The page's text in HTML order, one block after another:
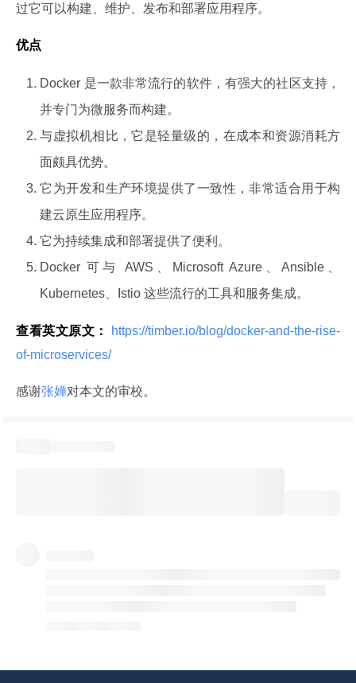
过它可以构建、维护、发布和部署应用程序。
优点
Docker 是一款非常流行的软件，有强大的社区支持，
并专门为微服务而构建。
与虚拟机相比，它是轻量级的，在成本和资源消耗方
面颇具优势。
它为开发和生产环境提供了一致性，非常适合用于构
建云原生应用程序。
它为持续集成和部署提供了便利。
Docker 可与 AWS、Microsoft Azure、Ansible、
Kubernetes、Istio 这些流行的工具和服务集成。
查看英文原文：
https://timber.io/blog/docker-and-the-rise-
of-microservices/
感谢张婵对本文的审校。